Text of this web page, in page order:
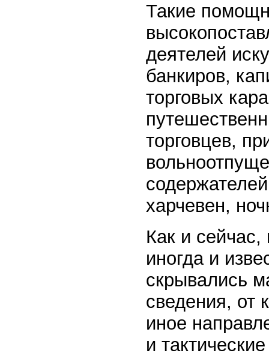
Такие
деятелей
банкиров,
торговых
торговцев,
харчевен,
Как и
иногда и
скрывались
сведения, от
иное
и